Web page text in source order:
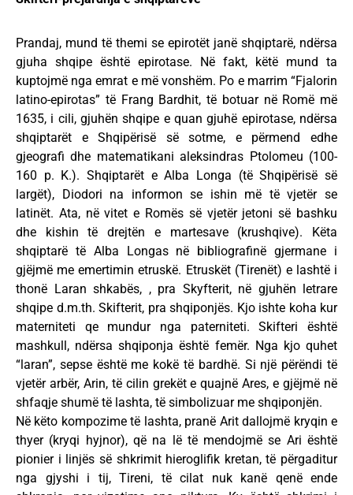
Prandaj, mund të themi se epirotët janë shqiptarë, ndërsa
gjuha shqipe është epirotase. Në fakt, këtë mund ta
kuptojmë nga emrat e më vonshëm. Po e marrim “Fjalorin
latino-epirotas” të Frang Bardhit, të botuar në Romë më
1635, i cili, gjuhën shqipe e quan gjuhë epirotase, ndërsa
shqiptarët e Shqipërisë së sotme, e përmend edhe
gjeografi dhe matematikani aleksindras Ptolomeu (100-
160 p. K.). Shqiptarët e Alba Longa (të Shqipërisë së
largët), Diodori na informon se ishin më të vjetër se
latinët. Ata, në vitet e Romës së vjetër jetoni së bashku
dhe kishin të drejtën e martesave (krushqive). Këta
shqiptarë të Alba Longas në bibliografinë gjermane i
gjëjmë me emertimin etruskë. Etruskët (Tirenët) e lashtë i
thonë Laran shkabës, , pra Skyfterit, në gjuhën letrare
shqipe d.m.th. Skifterit, pra shqiponjës. Kjo ishte koha kur
materniteti qe mundur nga paterniteti. Skifteri është
mashkull, ndërsa shqiponja është femër. Nga kjo quhet
“laran”, sepse është me kokë të bardhë. Si një përëndi të
vjetër arbër, Arin, të cilin grekët e quajnë Ares, e gjëjmë në
shfaqje shumë të lashta, të simbolizuar me shqiponjën.
Në këto kompozime të lashta, pranë Arit dallojmë kryqin e
thyer (kryqi hyjnor), që na lë të mendojmë se Ari është
pionier i linjës së shkrimit hieroglifik kretan, të përgaditur
nga gjyshi i tij, Tireni, të cilat nuk kanë qenë ende